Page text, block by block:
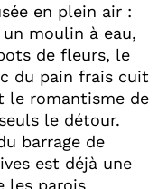
en plein air :
moulin à eau,
de fleurs, le
du pain frais cuit
le romantisme de
le détour.
barrage de
est déjà une
les parois